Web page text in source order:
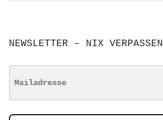
NEWSLETTER – NIX VERPASSEN